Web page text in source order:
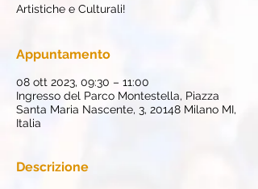
Artistiche e Culturali!
Appuntamento
08 ott 2023, 09:30 – 11:00
Ingresso del Parco Montestella, Piazza
Santa Maria Nascente, 3, 20148 Milano MI,
Italia
Descrizione